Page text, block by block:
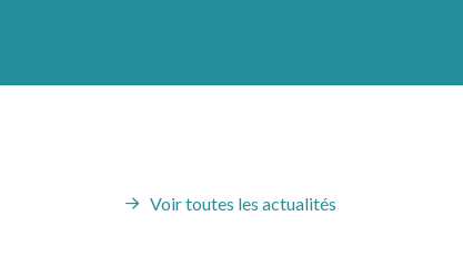
Voir toutes les actualités